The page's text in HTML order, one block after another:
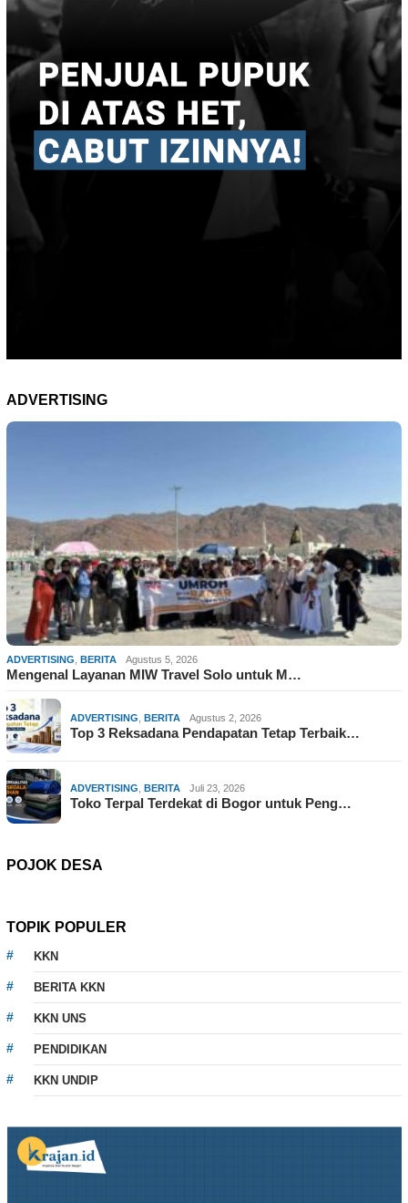
ADVERTISING
ADVERTISING, BERITA Agustus 5, 2026
Mengenal Layanan MIW Travel Solo untuk M…
ADVERTISING, BERITA Agustus 2, 2026
Top 3 Reksadana Pendapatan Tetap Terbaik…
ADVERTISING, BERITA Juli 23, 2026
Toko Terpal Terdekat di Bogor untuk Peng…
POJOK DESA
TOPIK POPULER
KKN
BERITA KKN
KKN UNS
PENDIDIKAN
KKN UNDIP